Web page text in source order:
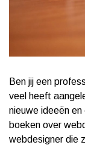
Ben jij een
veel heeft
nieuwe ideeën
boeken over
webdesigner die